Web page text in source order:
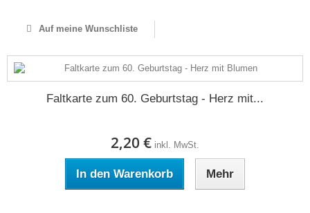
Auf meine Wunschliste
Faltkarte zum 60. Geburtstag - Herz mit...
2,20 € inkl. MwSt.
In den Warenkorb Mehr